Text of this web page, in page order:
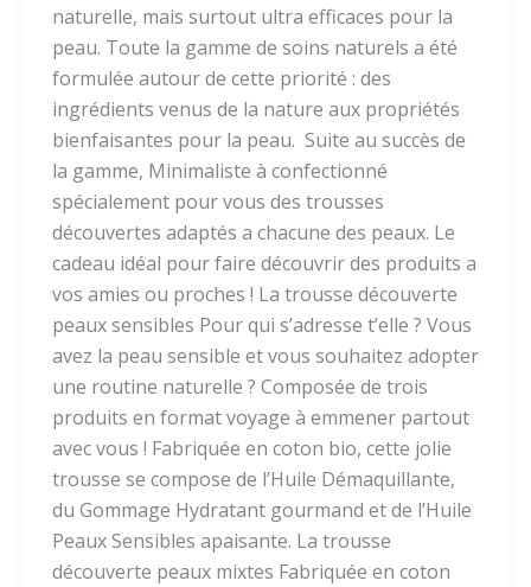
naturelle, mais surtout ultra efficaces pour la
peau. Toute la gamme de soins naturels a été
formulée autour de cette priorité : des
ingrédients venus de la nature aux propriétés
bienfaisantes pour la peau. Suite au succès de
la gamme, Minimaliste à confectionné
spécialement pour vous des trousses
découvertes adaptés a chacune des peaux. Le
cadeau idéal pour faire découvrir des produits a
vos amies ou proches ! La trousse découverte
peaux sensibles Pour qui s’adresse t’elle ? Vous
avez la peau sensible et vous souhaitez adopter
une routine naturelle ? Composée de trois
produits en format voyage à emmener partout
avec vous ! Fabriquée en coton bio, cette jolie
trousse se compose de l’Huile Démaquillante,
du Gommage Hydratant gourmand et de l’Huile
Peaux Sensibles apaisante. La trousse
découverte peaux mixtes Fabriquée en coton